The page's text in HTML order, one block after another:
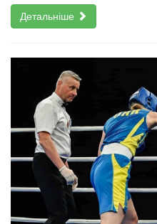
Детальніше